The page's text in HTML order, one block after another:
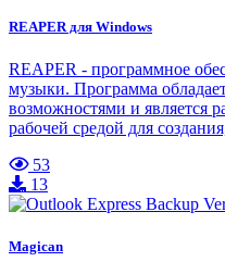
REAPER для Windows
REAPER - программное
музыки. Программа
возможностями и является
рабочей средой для
53
13
Magican